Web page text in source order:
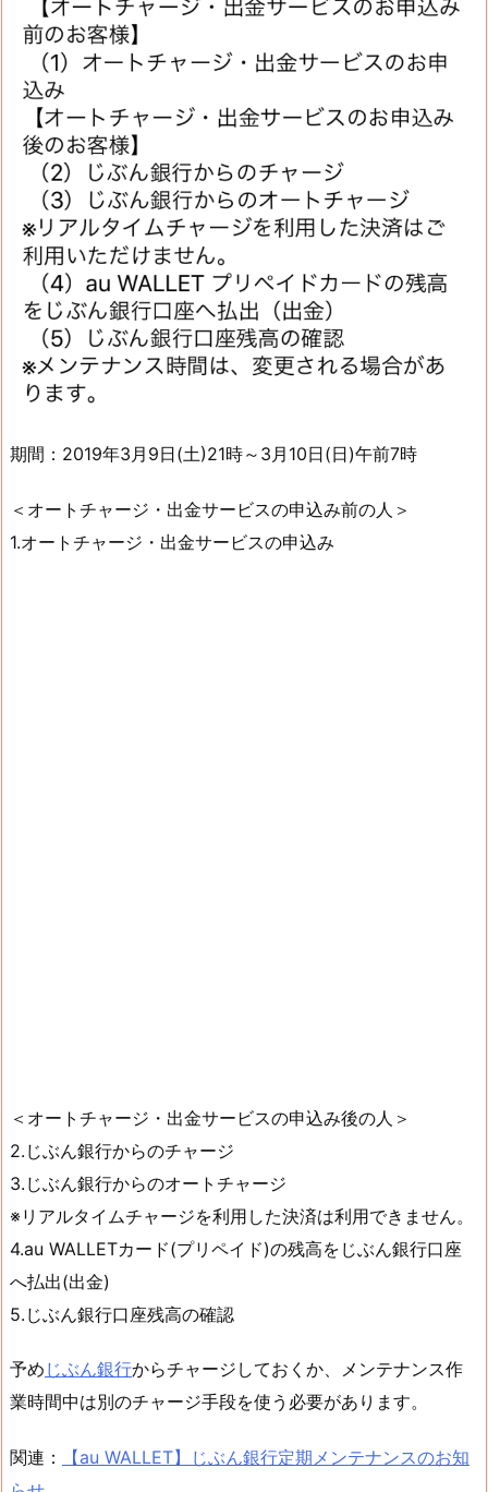
期間：2019年3月9日(土)21時～3月10日(日)午前7時
＜オートチャージ・出金サービスの申込み前の人＞
1.オートチャージ・出金サービスの申込み
＜オートチャージ・出金サービスの申込み後の人＞
2.じぶん銀行からのチャージ
3.じぶん銀行からのオートチャージ
※リアルタイムチャージを利用した決済は利用できません。
4.au WALLETカード(プリペイド)の残高をじぶん銀行口座
へ払出(出金)
5.じぶん銀行口座残高の確認
予め じぶん銀行からチャージしておくか、メンテナンス作
業時間中は別のチャージ手段を使う必要があります。
関連：
【au WALLET】じぶん銀行定期メンテナンスのお知